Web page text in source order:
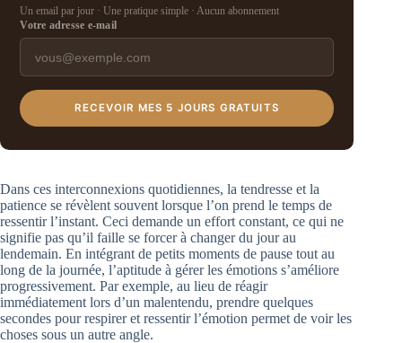
Un email par jour · Une pratique simple · Aucun abonnement
Votre adresse e-mail
RECEVOIR MES 5 JOURS GRATUITS
Dans ces interconnexions quotidiennes, la tendresse et la
patience se révèlent souvent lorsque l’on prend le temps de
ressentir l’instant. Ceci demande un effort constant, ce qui ne
signifie pas qu’il faille se forcer à changer du jour au
lendemain. En intégrant de petits moments de pause tout au
long de la journée, l’aptitude à gérer les émotions s’améliore
progressivement. Par exemple, au lieu de réagir
immédiatement lors d’un malentendu, prendre quelques
secondes pour respirer et ressentir l’émotion permet de voir les
choses sous un autre angle.